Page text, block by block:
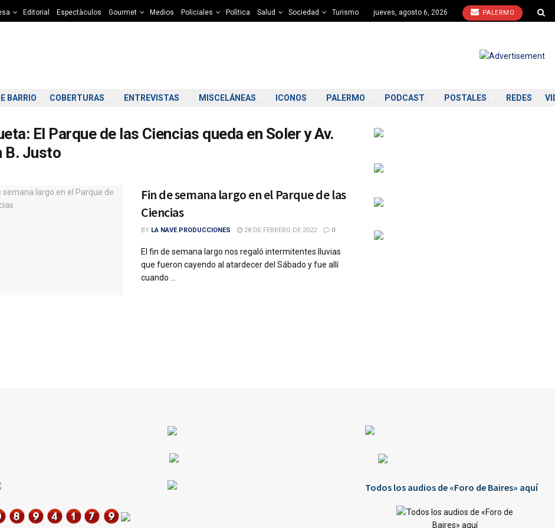
Editorial Espectàculos Gourmet Medios Policiales Polìtica Salud Sociedad Turismo jueves, agosto 6, 2026 PALERMO
BARRIO COBERTURAS ENTREVISTAS MISCELÁNEAS ICONOS PALERMO PODCAST POSTALES REDES
El Parque de las Ciencias queda en Soler y Av.
B. Justo
Fin de semana largo en el Parque de las
Ciencias
BY LA NAVE PRODUCCIONES 28 DE FEBRERO DE 2022 0
El fin de semana largo nos regaló intermitentes lluvias
que fueron cayendo al atardecer del Sábado y fue allí
cuando ...
Todos los audios de «Foro de Baires» aquí